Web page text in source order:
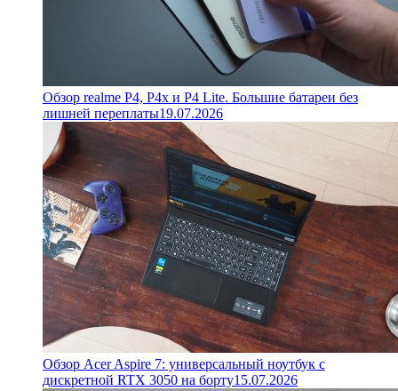
Обзор realme P4, P4x и P4 Lite. Большие батареи без
лишней переплаты19.07.2026
Обзор Acer Aspire 7: универсальный ноутбук с
дискретной RTX 3050 на борту15.07.2026